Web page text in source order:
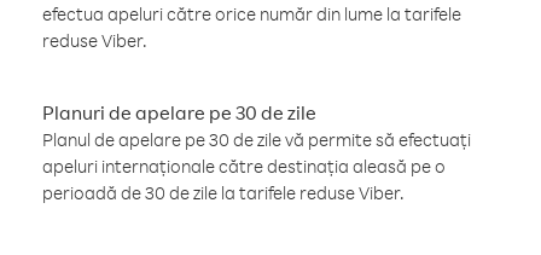
efectua apeluri către orice număr din lume la tarifele
reduse Viber.
Planuri de apelare pe 30 de zile
Planul de apelare pe 30 de zile vă permite să efectuați
apeluri internaționale către destinația aleasă pe o
perioadă de 30 de zile la tarifele reduse Viber.